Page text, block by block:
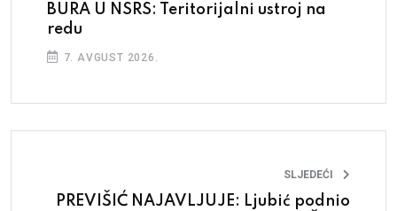
BURA U NSRS: Teritorijalni ustroj na
redu
7. AVGUST 2026.
SLJEDEĆI
PREVIŠIĆ NAJAVLJUJE: Ljubić podnio